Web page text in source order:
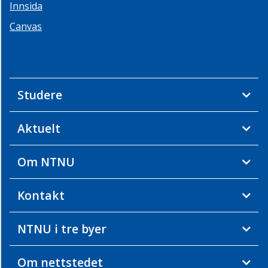
Infrastruktur
transport
Mat
fra
Observasjonspyramiden
Operasjoner
Vann
og
vannsystemer
Innsida
Canvas
Studere
Aktuelt
Om NTNU
Kontakt
NTNU i tre byer
Om nettstedet